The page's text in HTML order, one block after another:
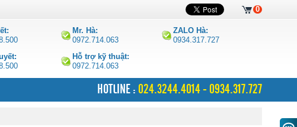
Mr. Hà:
0972.714.063
ZALO Hà:
0934.317.727
Hỗ trợ kỹ thuật:
0972.714.063
HOTLINE : 024.3244.4014 - 0934.317.727
0